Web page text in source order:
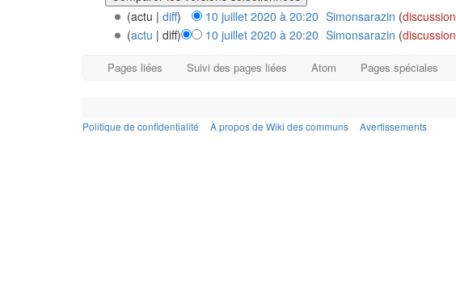
(actu | diff) 10 juillet 2020 à 20:20 Simonsarazin (discussion
(actu | diff) 10 juillet 2020 à 20:20 Simonsarazin (discussion
Pages liées Suivi des pages liées Atom Pages spéciales
Politique de confidentialité À propos de Wiki des communs Avertissements